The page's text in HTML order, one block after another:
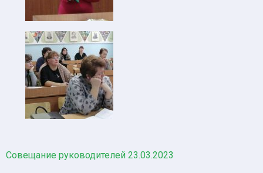
Совещание руководителей 23.03.2023